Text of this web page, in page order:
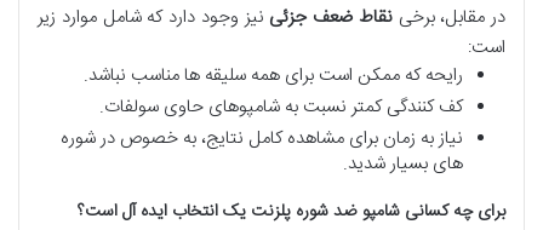
در مقابل، برخینقاط ضعف جزئی نیز وجود دارد که شامل موارد زیر
است:
رایحه که ممکن است برای همه سلیقه ها مناسب نباشد.
کف کنندگی کمتر نسبت به شامپوهای حاوی سولفات.
نیاز به زمان برای مشاهده کامل نتایج، به خصوص در شوره
های بسیار شدید.
برای چه کسانی شامپو ضد شوره پلزنت یک انتخاب ایده آل است؟